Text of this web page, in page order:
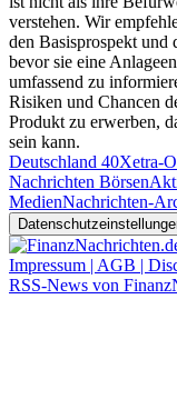
verstehen. Wir
den Basisprospekt und
bevor sie eine
umfassend zu
Risiken und Chancen
Produkt zu erwerben,
sein kann.
Deutschland 40Xetra-
Nachrichten Börsen
MedienNachrichten-
Impressum | AGB |
RSS-News von